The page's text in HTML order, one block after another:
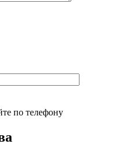
по телефону